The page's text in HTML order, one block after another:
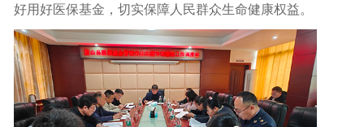
好用好医保基金，切实保障人民群众生命健康权益。